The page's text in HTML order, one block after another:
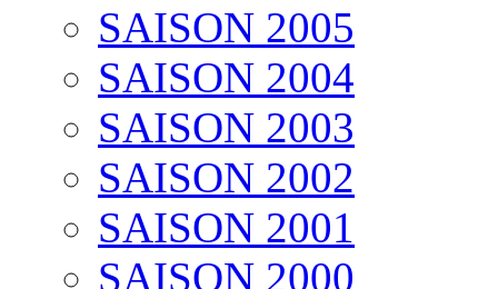
SAISON 2005
SAISON 2004
SAISON 2003
SAISON 2002
SAISON 2001
SAISON 2000